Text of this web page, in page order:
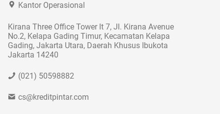
Kantor Operasional
Kirana Three Office Tower lt 7, Jl. Kirana Avenue
No.2, Kelapa Gading Timur, Kecamatan Kelapa
Gading, Jakarta Utara, Daerah Khusus Ibukota
Jakarta 14240
(021) 50598882
cs@kreditpintar.com